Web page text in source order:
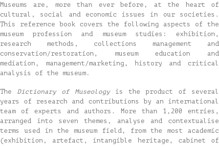
Museums are, more than ever before, at the heart of
cultural, social and economic issues in our societies.
This reference book covers the following aspects of the
museum profession and museum studies: exhibition,
research methods, collections management and
conservation/restoration, museum education and
mediation, management/marketing, history and critical
analysis of the museum.
The Dictionary of Museologyis the product of several
years of research and contributions by an international
team of experts and authors. More than 1,200 entries,
arranged into seven themes, analyse and contextualise
terms used in the museum field, from the most academic
(exhibition, artefact, intangible heritage, cabinet of